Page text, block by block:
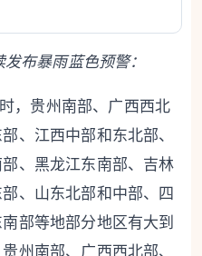
发布暴雨蓝色预警：
，贵州南部、广西西北
、江西中部和东北部、
、黑龙江东南部、吉林
、山东北部和中部、四
部等地部分地区有大到
州南部、广西西北部、